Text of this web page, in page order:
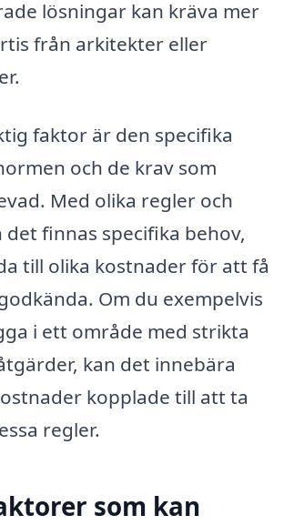
lösningar kan kräva mer
från arkitekter eller
faktor är den specifika
och de krav som
Med olika regler och
finnas specifika behov,
till olika kostnader för att få
Om du exempelvis
i ett område med strikta
kan det innebära
kopplade till att ta
regler.
som kan